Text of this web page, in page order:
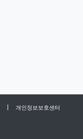
개인정보보호센터